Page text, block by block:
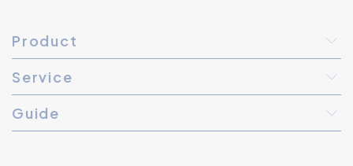
Product
Service
Guide